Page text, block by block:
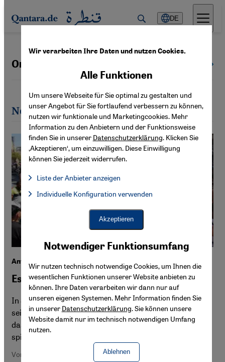
Direkt zum Inhalt springen
DE
Omar Albam
Neueste Artikel von Omar Albam
Anti-Assad Proteste im Südwesten Syriens
Eskaliert die Lage im Drusengebiet?
In Suwaida im Südwesten Syriens demonstrieren Bürger
seit Monaten gegen schlechte Lebensbedingungen und
das Regime von Baschar al-Assad. Eine wichtige Rolle
spielt dabei die religiöse Minderheit der Drusen.
Von Cathrin Schaer, Omar Albam
Wir verarbeiten Ihre Daten und nutzen Cookies.
Notwendiger Funktionsumfang
Wir nutzen technisch notwendige Cookies, um Ihnen die
wesentlichen Funktionen unserer Website anbieten zu
können. Ihre Daten verarbeiten wir dann nur auf
unseren eigenen Systemen. Mehr Information finden Sie
in unserer Datenschutzerklärung. Sie können unsere
Website damit nur im technisch notwendigen Umfang
nutzen.
Ablehnen
Alle Funktionen
Um unsere Webseite für Sie optimal zu gestalten und
unser Angebot für Sie fortlaufend verbessern zu können,
nutzen wir funktionale und Marketingcookies. Mehr
Information zu den Anbietern und der Funktionsweise
finden Sie in unserer Datenschutzerklärung. Klicken Sie
‚Akzeptieren‘, um einzuwilligen. Diese Einwilligung
können Sie jederzeit widerrufen.
Liste der Anbieter anzeigen
Facebook Embed / Facebook Connect, Google Maps Embed,
Facebook Embed / Facebook Connect
Google Maps Embed
Individuelle Konfiguration verwenden
Akzeptieren